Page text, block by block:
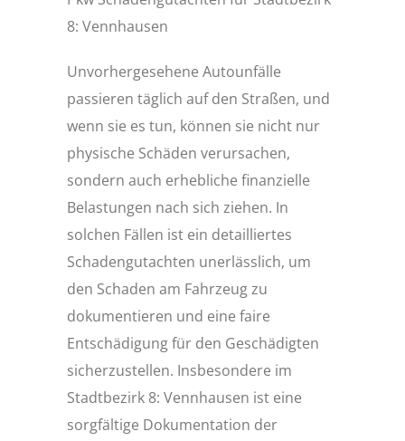
8: Vennhausen
Unvorhergesehene Autounfälle
passieren täglich auf den Straßen, und
wenn sie es tun, können sie nicht nur
physische Schäden verursachen,
sondern auch erhebliche finanzielle
Belastungen nach sich ziehen. In
solchen Fällen ist ein detailliertes
Schadengutachten unerlässlich, um
den Schaden am Fahrzeug zu
dokumentieren und eine faire
Entschädigung für den Geschädigten
sicherzustellen. Insbesondere im
Stadtbezirk 8: Vennhausen ist eine
sorgfältige Dokumentation der